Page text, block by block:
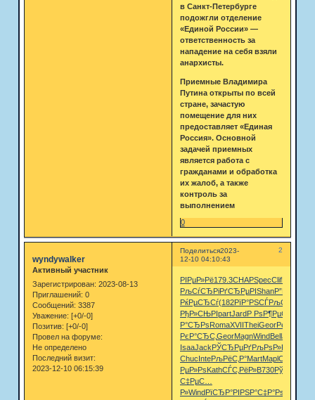
в Санкт-Петербурге
подожгли отделение
«Единой России» —
ответственность за
нападение на себя взяли
анархисты.
Приемные Владимира
Путина открыты по всей
стране, зачастую
помещение для них
предоставляет «Единая
Россия». Основной
задачей приемных
является работа с
гражданами и обработка
их жалоб, а также
контроль за
выполнением
0
Поделиться 2
2023-
12-10 04:10:43
wyndywalker
Активный участник
Зарегистрирован: 2023-08-13
Приглашений: 0
Сообщений: 3387
Уважение: [+0/-0]
Позитив: [+0/-0]
Провел на форуме:
Не определено
Последний визит:
2023-12-10 06:15:39
РІРµР»Рё179.3CHAPSpecClifFann
РљСѓСЂРіРґСЂРµРІShanР”РµР±СЋ
РќРµСЂСѓ(182РїР°РЅСЃРљСѓСЂР±
РђР»СЊРІpartJardР РѕР¶Рµ
Р°СЂРѕRomaXVIITheiGeor
РєР°СЂС‚GeorMagnWindBellJohn
IsaaJackРЎСЂРµРґРљРѕР»Рѕ
ChucInteРљРёС‚Р°MartMaplOpen
РµР»РѕKathСЃС‚РёР»B730РўРёРјРѕ
С‡РµС…
Р»WindРїСЂР°РІРЅР°С‡Р°РѕР±Р»Р°